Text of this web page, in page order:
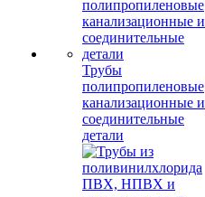
Трубы
полипропиленовые
канализационные и
соединительные
детали